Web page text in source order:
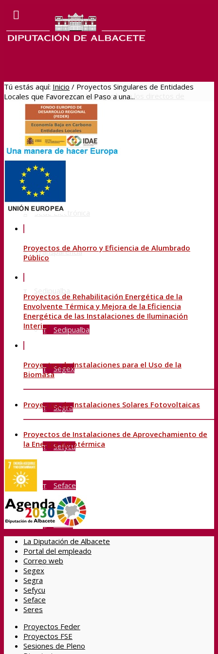
Dipualba online Navegar hacia los directos de
Dipualba
BOP
Sede Electrónica
Transparencia
Sedipualba
Segex
Segra
Sefycu
Seface
Seres
Buscar
Menú
Tú estás aquí: Inicio / Proyectos Singulares de Entidades
Locales que Favorezcan el Paso a una...
Proyectos de Ahorro y Eficiencia de Alumbrado
Público
Proyectos de Rehabilitación Energética de la
Envolvente Térmica y Mejora de la Eficiencia
Energética de las Instalaciones de Iluminación
Interior
Proyectos de Instalaciones para el Uso de la
Biomasa
Proyectos de Instalaciones Solares Fotovoltaicas
Proyectos de Instalaciones de Aprovechamiento de
la Energía Aerotérmica
La Diputación de Albacete
Portal del empleado
Correo web
Segex
Segra
Sefycu
Seface
Seres
Proyectos Feder
Proyectos FSE
Sesiones de Pleno